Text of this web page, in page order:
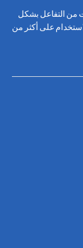
من التفاعل بشكل
على أكثر من